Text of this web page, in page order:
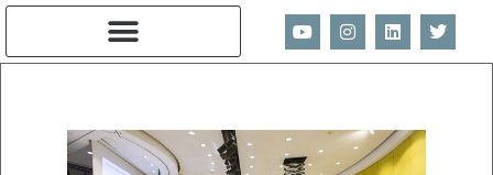
Ga
de
Y
o
u
e
I
n
s
r
a
m
L
i
n
i
n
T
w
i